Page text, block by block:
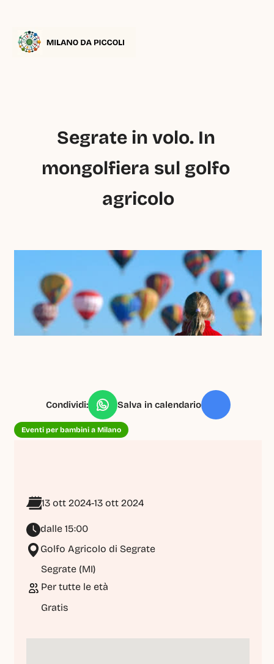
Segrate in volo. In
mongolfiera sul golfo
agricolo
Condividi: Salva in calendario
Eventi per bambini a Milano
13 ott 2024-13 ott 2024
dalle 15:00
Golfo Agricolo di Segrate
Segrate (MI)
Per tutte le età
Gratis